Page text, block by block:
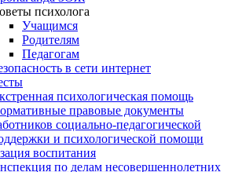
психолога
Учащимся
Родителям
Педагогам
в сети интернет
психологическая помощь
правовые документы
социально-педагогической
и психологической помощи
воспитания
по делам несовершеннолетних